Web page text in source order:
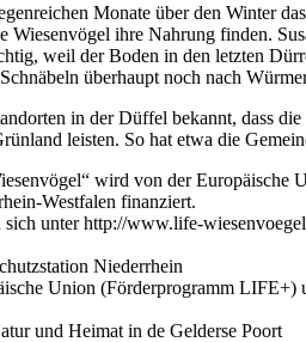
Monate über den Winter
Wiesenvögel ihre Nahrung finden.
weil der Boden in den letzten
überhaupt noch nach
in der Düffel bekannt, dass
leisten. So hat etwa die
wird von der
Westfalen finanziert.
unter http://www.life-
Niederrhein
Union (Förderprogramm
und Heimat in de Gelderse Poort